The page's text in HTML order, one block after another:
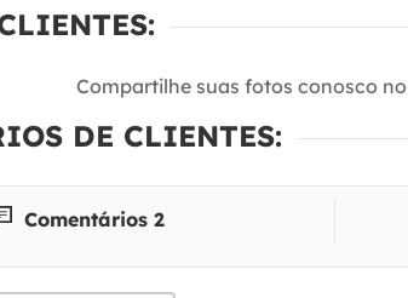
Compartilhe suas fotos conosco no
DE CLIENTES:
Comentários 2